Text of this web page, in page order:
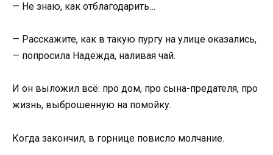
— Не знаю, как отблагодарить…
— Расскажите, как в такую пургу на улице оказались,
— попросила Надежда, наливая чай.
И он выложил всё: про дом, про сына-предателя, про
жизнь, выброшенную на помойку.
Когда закончил, в горнице повисло молчание.